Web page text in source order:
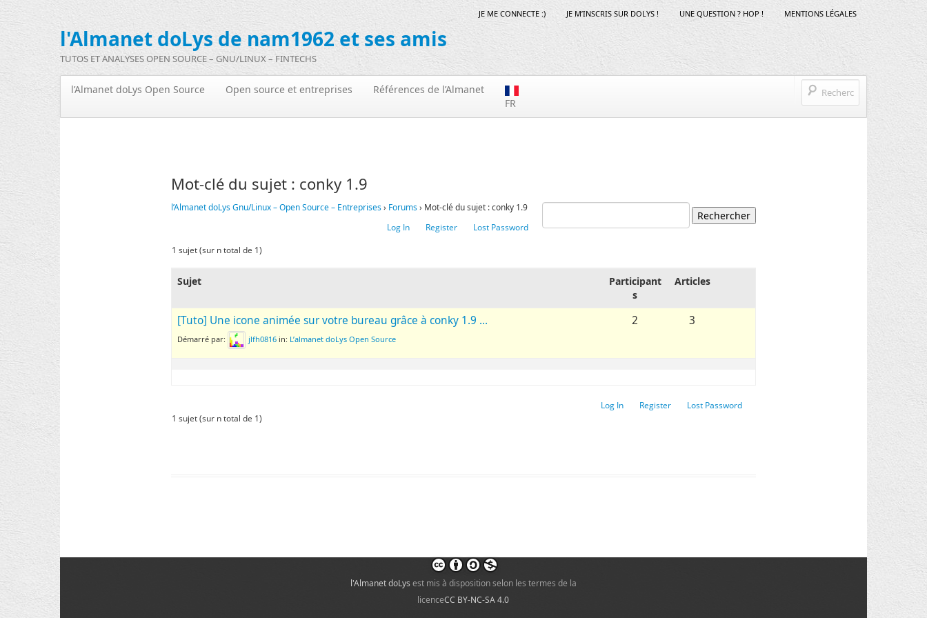
l'Almanet doLys de nam1962 et ses amis
TUTOS ET ANALYSES OPEN SOURCE – GNU/LINUX – FINTECHS
JE ME CONNECTE :) JE M’INSCRIS SUR DOLYS ! UNE QUESTION ? HOP ! MENTIONS LÉGALES
l’Almanet doLys Open Source Open source et entreprises
Références de l’Almanet
FR
Mot-clé du sujet : conky 1.9
l’Almanet doLys Gnu/Linux – Open Source – Entreprises› Forums› Mot-clé du sujet : conky 1.9
Log In
Register
Lost Password
1 sujet (sur n total de 1)
Sujet
Participant
s
Articles
[Tuto] Une icone animée sur votre bureau grâce à conky 1.9 …
Démarré par: jlfh0816 in: L’almanet doLys Open Source
2 3
Log In Register
Lost Password
1 sujet (sur n total de 1)
l'Almanet doLys est mis à disposition selon les termes de la
licenceCC BY-NC-SA 4.0